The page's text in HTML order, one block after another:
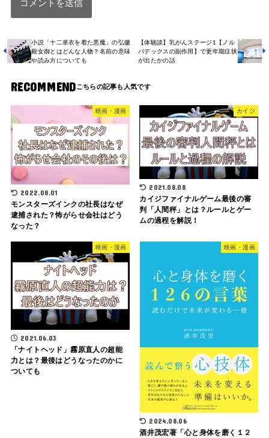
小説「十二単衣を着た悪魔」の弘徽
殿女御とはどんな人物？名前の意味
や読み方についても
【体験談】乳がんステージ1【ノル
バデックスの副作用】で更年期症状
が出たかの話
RECOMMEND
映画・漫画
2022.08.01
モンスターズインクの社長はなぜ
逮捕された？怖がらせ会社はどう
なった？
カイジ
2021.08.08
カイジファイナルゲーム最後の審
判「人間秤」とは？ルールとゲー
ムの過程を解説！
映画・漫画
2021.06.03
「ナイトヘッド」霧原直人の超能
力とは？最後はどうなったのかに
ついても
映画・漫画
2024.08.06
酒井茂宏著「心と身体を磨く１２